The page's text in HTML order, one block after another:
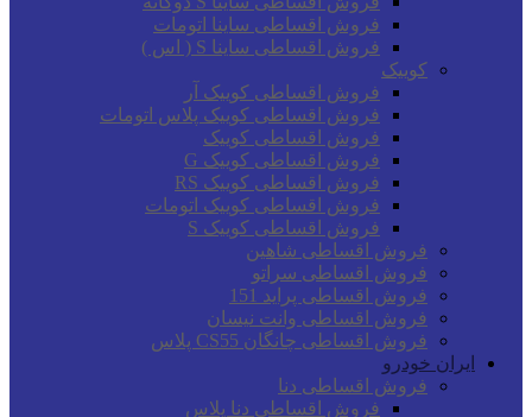
فروش اقساطی ساینا اتومات
فروش اقساطی ساینا S ( اس )
کوییک
فروش اقساطی کوییک آر
فروش اقساطی کوییک پلاس اتومات
فروش اقساطی کوییک
فروش اقساطی کوییک G
فروش اقساطی کوییک RS
فروش اقساطی کوییک اتومات
فروش اقساطی کوییک S
فروش اقساطی شاهین
فروش اقساطی سراتو
فروش اقساطی پراید 151
فروش اقساطی وانت نیسان
فروش اقساطی چانگان CS55 پلاس
ایران خودرو
فروش اقساطی دنا
فروش اقساطی دنا پلاس